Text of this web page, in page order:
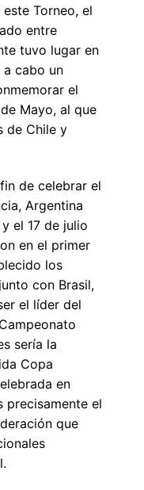
Torneo, el
entre
tuvo lugar en
a cabo un
el
Mayo, al que
de Chile y
de celebrar el
Argentina
el 17 de julio
en el primer
los
con Brasil,
el líder del
sería la
Copa
en
precisamente el
que